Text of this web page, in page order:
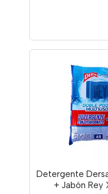
Detergente
+ Jabón Rey